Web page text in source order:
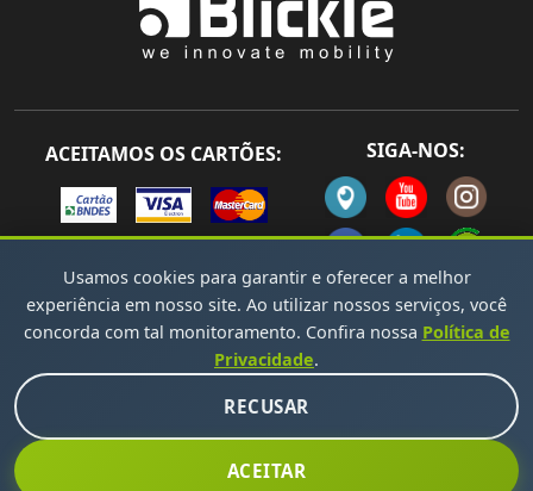
ACEITAMOS OS CARTÕES: SIGA-NOS:
Todos os direitos reservados Copyright © 2026 -
Desenvolvido por Solandro Sousa
Usamos cookies para garantir e oferecer a melhor
experiência em nosso site. Ao utilizar nossos serviços, você
concorda com tal monitoramento. Confira nossa Política de
Privacidade.
RECUSAR
ACEITAR